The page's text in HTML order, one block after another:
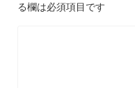
る欄は必須項目です